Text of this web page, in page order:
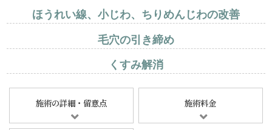
ほうれい線、小じわ、ちりめんじわの改善
毛穴の引き締め
くすみ解消
施術の詳細・留意点 施術料金